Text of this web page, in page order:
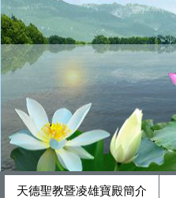
天德聖教暨凌雄寶殿簡介